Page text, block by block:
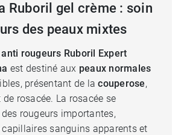
Ruboril gel crème : soin
des peaux mixtes
rougeurs Ruboril Expert
est destiné aux peaux normales
présentant de lacouperose,
rosacée. La rosacée se
rougeurs importantes,
capillaires sanguins apparents et